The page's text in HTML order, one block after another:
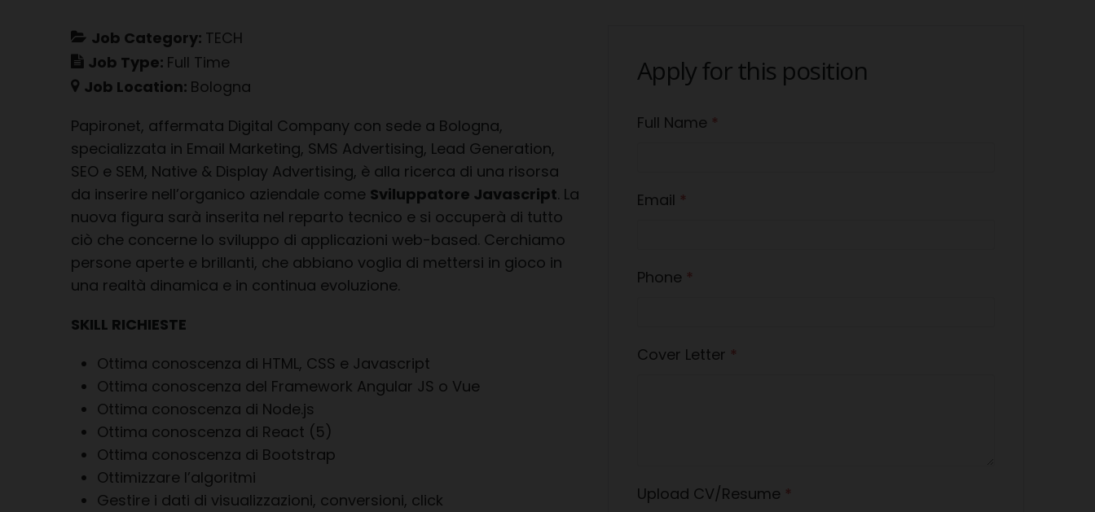
Job Category: TECH
Job Type: Full Time
Job Location: Bologna
Papironet, affermata Digital Company con sede a Bologna,
specializzata in Email Marketing, SMS Advertising, Lead Generation,
SEO e SEM, Native & Display Advertising, è alla ricerca di una risorsa
da inserire nell’organico aziendale come Sviluppatore Javascript. La
nuova figura sarà inserita nel reparto tecnico e si occuperà di tutto
ciò che concerne lo sviluppo di applicazioni web-based. Cerchiamo
persone aperte e brillanti, che abbiano voglia di mettersi in gioco in
una realtà dinamica e in continua evoluzione.
SKILL RICHIESTE
Ottima conoscenza di HTML, CSS e Javascript
Ottima conoscenza del Framework Angular JS o Vue
Ottima conoscenza di Node.js
Ottima conoscenza di React (5)
Ottima conoscenza di Bootstrap
Ottimizzare l’algoritmi
Gestire i dati di visualizzazioni, conversioni, click
Apply for this position
Full Name *
Email *
Phone *
Cover Letter *
Upload CV/Resume *